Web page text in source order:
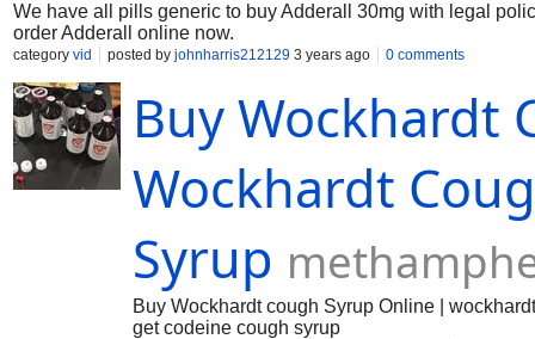
We have all pills generic to buy Adderall 30mg with legal
order Adderall online now.
category vid posted by johnharris212129 3 years ago 0 comments
Buy Wockhardt
Wockhardt
Syrup
Buy Wockhardt cough Syrup Online |
get codeine cough syrup